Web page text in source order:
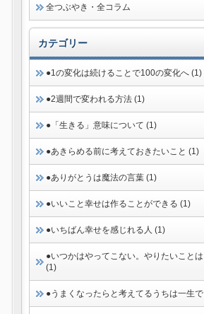
全つぶやき・全コラム
カテゴリー
●1の変化は続けることで100の変化へ (1)
●2週間で変われる方法 (1)
●「生きる」意味について (1)
●あきらめる前に考えておきたいこと (1)
●ありがとうは魔法の言葉 (1)
●いいこと幸せは作ることができる (1)
●いちばん幸せを感じれる人 (1)
●いつかはやってこない。やりたいこと
(1)
●うまくなったらと考えてるうちは一生